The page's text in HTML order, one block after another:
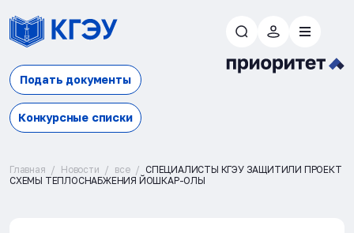
Подать документы
Конкурсные списки
Главная Новости все
СПЕЦИАЛИСТЫ КГЭУ ЗАЩИТИЛИ ПРОЕКТ
СХЕМЫ ТЕПЛОСНАБЖЕНИЯ ЙОШКАР-ОЛЫ